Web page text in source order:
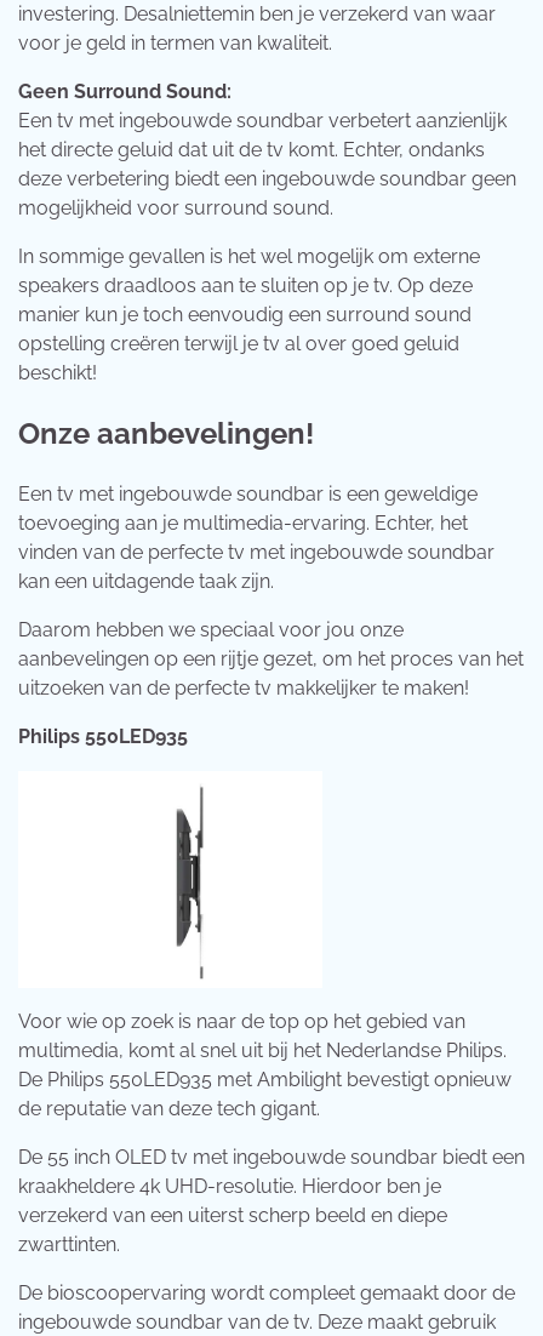
investering. Desalniettemin ben je verzekerd van waar
voor je geld in termen van kwaliteit.
Geen Surround Sound:
Een tv met ingebouwde soundbar verbetert aanzienlijk
het directe geluid dat uit de tv komt. Echter, ondanks
deze verbetering biedt een ingebouwde soundbar geen
mogelijkheid voor surround sound.
In sommige gevallen is het wel mogelijk om externe
speakers draadloos aan te sluiten op je tv. Op deze
manier kun je toch eenvoudig een surround sound
opstelling creëren terwijl je tv al over goed geluid
beschikt!
Onze aanbevelingen!
Een tv met ingebouwde soundbar is een geweldige
toevoeging aan je multimedia-ervaring. Echter, het
vinden van de perfecte tv met ingebouwde soundbar
kan een uitdagende taak zijn.
Daarom hebben we speciaal voor jou onze
aanbevelingen op een rijtje gezet, om het proces van het
uitzoeken van de perfecte tv makkelijker te maken!
Philips 550LED935
Voor wie op zoek is naar de top op het gebied van
multimedia, komt al snel uit bij het Nederlandse Philips.
De Philips 550LED935 met Ambilight bevestigt opnieuw
de reputatie van deze tech gigant.
De 55 inch OLED tv met ingebouwde soundbar biedt een
kraakheldere 4k UHD-resolutie. Hierdoor ben je
verzekerd van een uiterst scherp beeld en diepe
zwarttinten.
De bioscoopervaring wordt compleet gemaakt door de
ingebouwde soundbar van de tv. Deze maakt gebruik